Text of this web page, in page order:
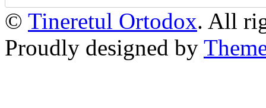
© Tineretul Ortodox. All
Proudly designed by